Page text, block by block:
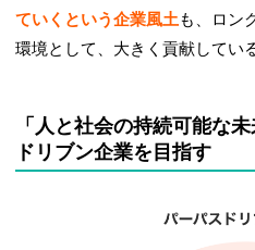
ていくという企業風土も、ロン
環境として、大きく貢献してい
「人と社会の持続可能な
ドリブン企業を目指す